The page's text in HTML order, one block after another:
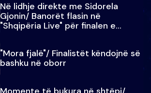
Në lidhje direkte me Sidorela
Gjonin/ Banorët flasin në
"Shqipëria Live" për finalen e
"Mora fjalë"/ Finalistët këndojnë së
bashku në oborr